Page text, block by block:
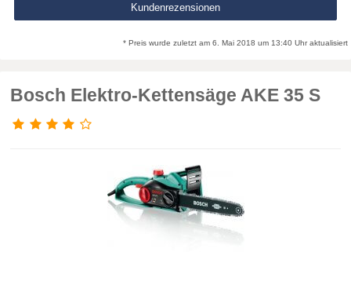
Kundenrezensionen
* Preis wurde zuletzt am 6. Mai 2018 um 13:40 Uhr aktualisiert
Bosch Elektro-Kettensäge AKE 35 S